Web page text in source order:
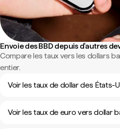
Envoie des BBD depuis d'autres
Compare les taux vers les dollars
entier.
Voir les taux de dollar des États-
Voir les taux de euro vers dollar